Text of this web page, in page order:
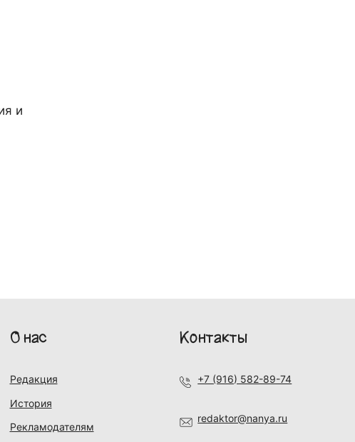
и
О нас
Редакция
История
Рекламодателям
Контакты
+7 (916) 582-89-74
redaktor@nanya.ru